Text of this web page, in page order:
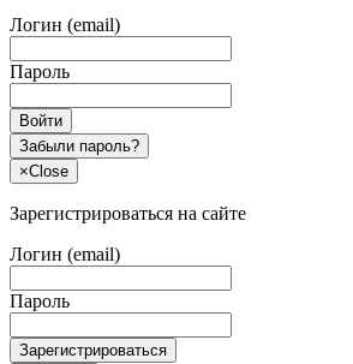
Логин (email)
Пароль
Войти
Забыли пароль?
×Close
Зарегистрироваться на сайте
Логин (email)
Пароль
Зарегистрироваться